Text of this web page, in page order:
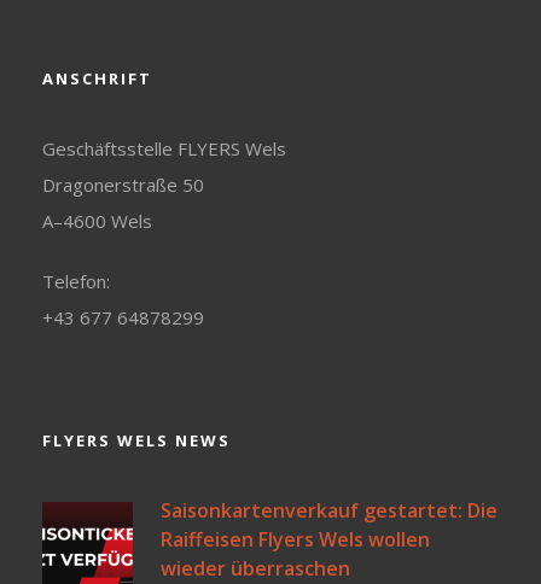
ANSCHRIFT
Geschäftsstelle FLYERS Wels
Dragonerstraße 50
A–4600 Wels
Telefon:
+43 677 64878299
FLYERS WELS NEWS
Saisonkartenverkauf gestartet: Die
Raiffeisen Flyers Wels wollen
wieder überraschen